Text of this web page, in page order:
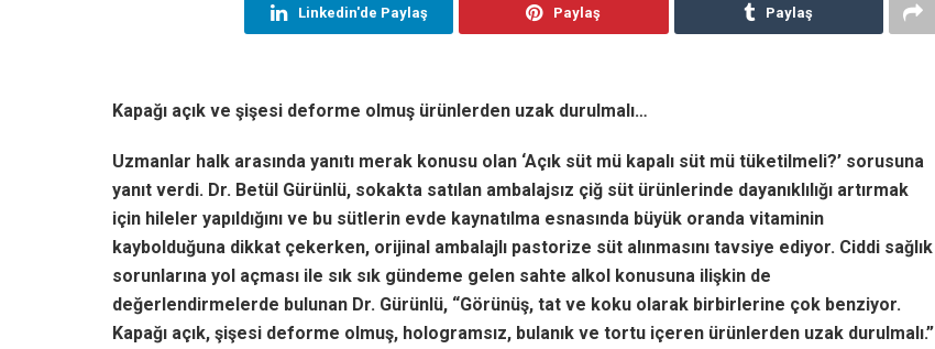
Linkedin'de Paylaş Paylaş Paylaş
Kapağı açık ve şişesi deforme olmuş ürünlerden uzak durulmalı…
Uzmanlar halk arasında yanıtı merak konusu olan ‘Açık süt mü kapalı süt mü tüketilmeli?’ sorusuna
yanıt verdi. Dr. Betül Gürünlü, sokakta satılan ambalajsız çiğ süt ürünlerinde dayanıklılığı artırmak
için hileler yapıldığını ve bu sütlerin evde kaynatılma esnasında büyük oranda vitaminin
kaybolduğuna dikkat çekerken, orijinal ambalajlı pastorize süt alınmasını tavsiye ediyor. Ciddi sağlık
sorunlarına yol açması ile sık sık gündeme gelen sahte alkol konusuna ilişkin de
değerlendirmelerde bulunan Dr. Gürünlü, “Görünüş, tat ve koku olarak birbirlerine çok benziyor.
Kapağı açık, şişesi deforme olmuş, hologramsız, bulanık ve tortu içeren ürünlerden uzak durulmalı.”